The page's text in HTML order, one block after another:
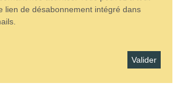
lien de désabonnement intégré dans